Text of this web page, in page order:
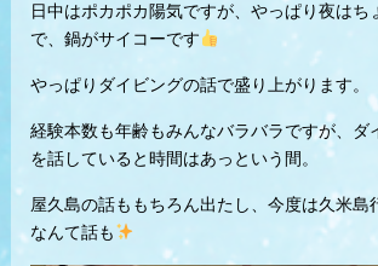
日中はポカポカ陽気ですが、やっぱり夜はち
で、鍋がサイコーです
やっぱりダイビングの話で盛り上がります。
経験本数も年齢もみんなバラバラですが、ダ
を話していると時間はあっという間。
屋久島の話ももちろん出たし、今度は久米島
なんて話も